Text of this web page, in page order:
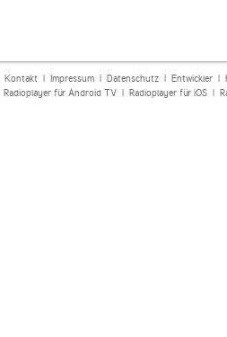
Kontakt| Impressum| Datenschutz| Entwickler|
Radioplayer für Android TV| Radioplayer für iOS|